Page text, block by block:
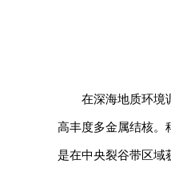
在深海地质环境
高丰度多金属结核。
是在中央裂谷带区域